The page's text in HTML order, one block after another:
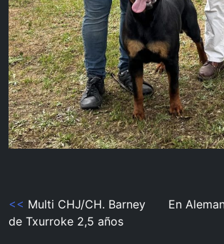
Navegación
de
<< Multi CHJ/CH. Barney
de Txurroke 2,5 años
En